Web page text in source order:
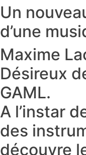
Un
d’une
Maxime
Désireux
GAML.
A l’instar
des
découvre